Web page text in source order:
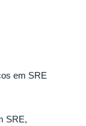
em SRE
SRE,